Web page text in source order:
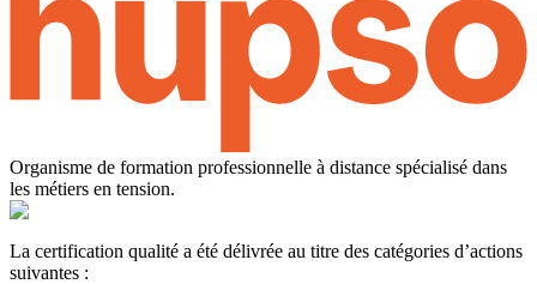
Organisme de formation professionnelle à distance spécialisé dans
les métiers en tension.
La certification qualité a été délivrée au titre des catégories d’actions
suivantes :